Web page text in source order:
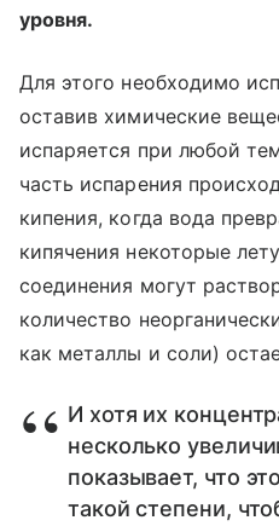
уровня.
Для этого необходимо
оставив химические
испаряется при любой
часть испарения
кипения, когда вода
кипячения некоторые
соединения могут
количество
как металлы и соли)
И хотя их
несколько
показывает, что
такой степени,